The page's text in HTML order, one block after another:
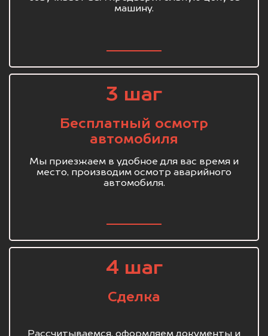
машину.
3 шаг
Бесплатный осмотр
автомобиля
Мы приезжаем в удобное для вас время и
место, производим осмотр аварийного
автомобиля.
4 шаг
Сделка